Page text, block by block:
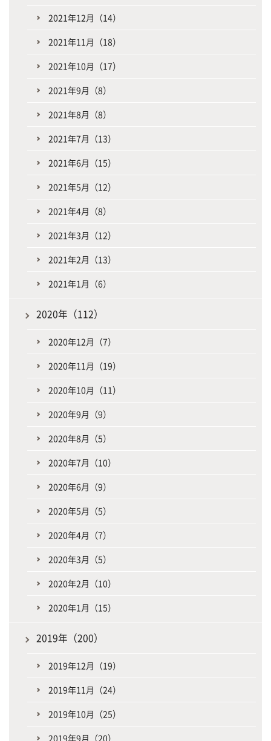
2021年12月（14）
2021年11月（18）
2021年10月（17）
2021年9月（8）
2021年8月（8）
2021年7月（13）
2021年6月（15）
2021年5月（12）
2021年4月（8）
2021年3月（12）
2021年2月（13）
2021年1月（6）
2020年（112）
2020年12月（7）
2020年11月（19）
2020年10月（11）
2020年9月（9）
2020年8月（5）
2020年7月（10）
2020年6月（9）
2020年5月（5）
2020年4月（7）
2020年3月（5）
2020年2月（10）
2020年1月（15）
2019年（200）
2019年12月（19）
2019年11月（24）
2019年10月（25）
2019年9月（20）